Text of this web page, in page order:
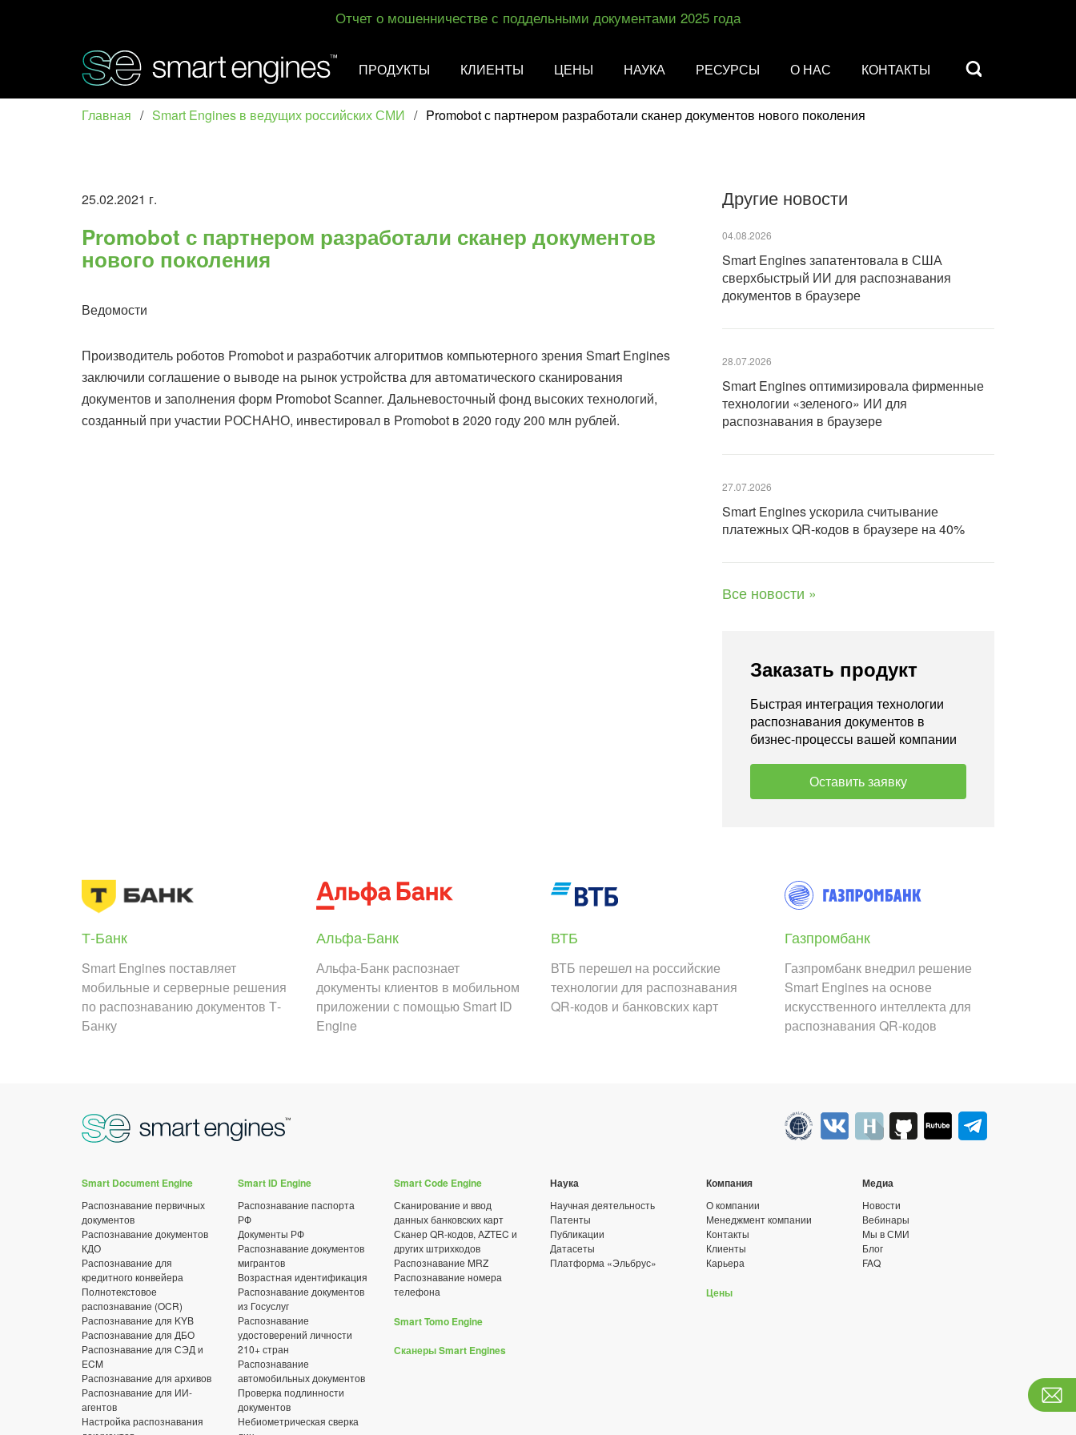
Отчет о мошенничестве с поддельными документами 2025 года
ПРОДУКТЫ КЛИЕНТЫ ЦЕНЫ НАУКА РЕСУРСЫ О НАС КОНТАКТЫ
Главная / Smart Engines в ведущих российских СМИ / Promobot с партнером разработали сканер документов нового поколения
25.02.2021 г.
Promobot с партнером разработали сканер документов
нового поколения
Ведомости
Производитель роботов Promobot и разработчик алгоритмов компьютерного зрения Smart Engines
заключили соглашение о выводе на рынок устройства для автоматического сканирования
документов и заполнения форм Promobot Scanner. Дальневосточный фонд высоких технологий,
созданный при участии РОСНАНО, инвестировал в Promobot в 2020 году 200 млн рублей.
Другие новости
04.08.2026
Smart Engines запатентовала в США
сверхбыстрый ИИ для распознавания
документов в браузере
28.07.2026
Smart Engines оптимизировала фирменные
технологии «зеленого» ИИ для
распознавания в браузере
27.07.2026
Smart Engines ускорила считывание
платежных QR-кодов в браузере на 40%
Все новости »
Заказать продукт
Быстрая интеграция технологии
распознавания документов в
бизнес-процессы вашей компании
Оставить заявку
Т-Банк
Smart Engines поставляет
мобильные и серверные решения
по распознаванию документов Т-
Банку
Альфа-Банк
Альфа-Банк распознает
документы клиентов в мобильном
приложении с помощью Smart ID
Engine
ВТБ
ВТБ перешел на российские
технологии для распознавания
QR-кодов и банковских карт
Газпромбанк
Газпромбанк внедрил решение
Smart Engines на основе
искусственного интеллекта для
распознавания QR-кодов
Smart Document Engine
Распознавание первичных
документов
Распознавание документов
КДО
Распознавание для
кредитного конвейера
Полнотекстовое
распознавание (OCR)
Распознавание для KYB
Распознавание для ДБО
Распознавание для СЭД и
ECM
Распознавание для архивов
Распознавание для ИИ-
агентов
Настройка распознавания
Smart ID Engine
Распознавание паспорта
РФ
Документы РФ
Распознавание документов
мигрантов
Возрастная идентификация
Распознавание документов
из Госуслуг
Распознавание
удостоверений личности
210+ стран
Распознавание
автомобильных документов
Проверка подлинности
документов
Небиометрическая сверка
Smart Code Engine
Сканирование и ввод
данных банковских карт
Сканер QR-кодов, AZTEC и
других штрихкодов
Распознавание MRZ
Распознавание номера
телефона
Smart Tomo Engine
Сканеры Smart Engines
Наука
Научная деятельность
Патенты
Публикации
Датасеты
Платформа «Эльбрус»
Компания
О компании
Менеджмент компании
Контакты
Клиенты
Карьера
Цены
Медиа
Новости
Вебинары
Мы в СМИ
Блог
FAQ